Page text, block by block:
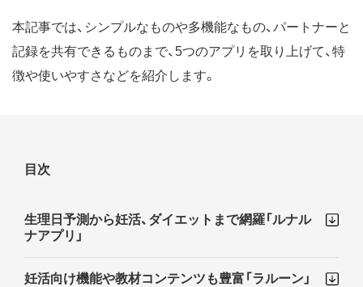
本記事では、シンプルなものや多機能なもの、パートナーと
記録を共有できるものまで、5つのアプリを取り上げて、特
徴や使いやすさなどを紹介します。
目次
生理日予測から妊活、ダイエットまで網羅「ルナル
ナアプリ」
妊活向け機能や教材コンテンツも豊富「ラルーン」